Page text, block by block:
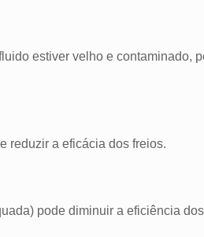
estiver velho e contaminado,
reduzir a eficácia dos freios.
pode diminuir a eficiência